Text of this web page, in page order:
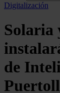
Digitalización
Solaria
de